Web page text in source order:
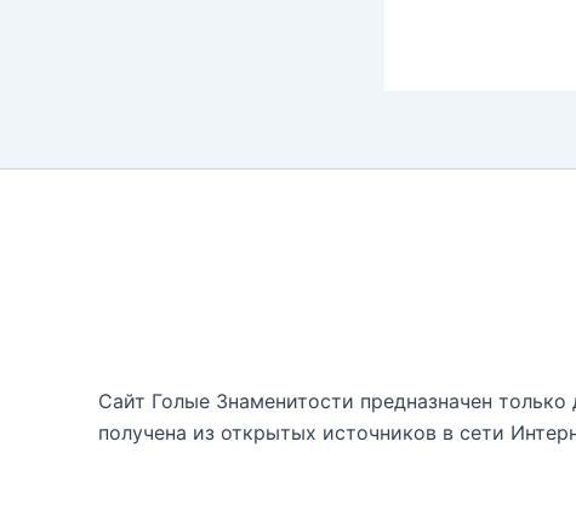
Сайт Голые Знаменитости предназначен
получена из открытых источников в сети